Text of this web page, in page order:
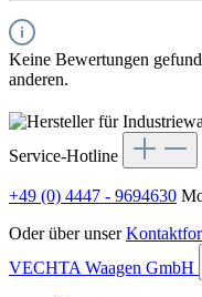
Keine Bewertungen
anderen.
Service-Hotline
+49 (0) 4447 - 9694630
Oder über unser
VECHTA Waagen GmbH